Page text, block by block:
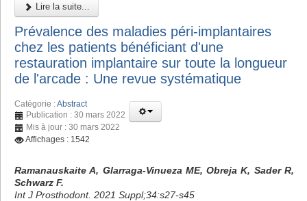
Lire la suite...
Prévalence des maladies péri-implantaires
chez les patients bénéficiant d'une
restauration implantaire sur toute la longueur
de l'arcade : Une revue systématique
Catégorie :Abstract
Publication : 30 mars 2022
Mis à jour : 30 mars 2022
Affichages : 1542
Ramanauskaite A, Glarraga-Vinueza ME, Obreja K, Sader R,
Schwarz F.
Int J Prosthodont. 2021 Suppl;34:s27-s45